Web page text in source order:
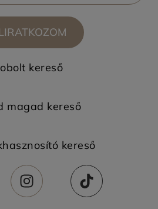
kereső
magad kereső
kereső